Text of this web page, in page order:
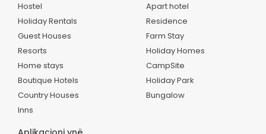
Hostel
Holiday Rentals
Guest Houses
Resorts
Home stays
Boutique Hotels
Country Houses
Inns
Apart hotel
Residence
Farm Stay
Holiday Homes
CampSite
Holiday Park
Bungalow